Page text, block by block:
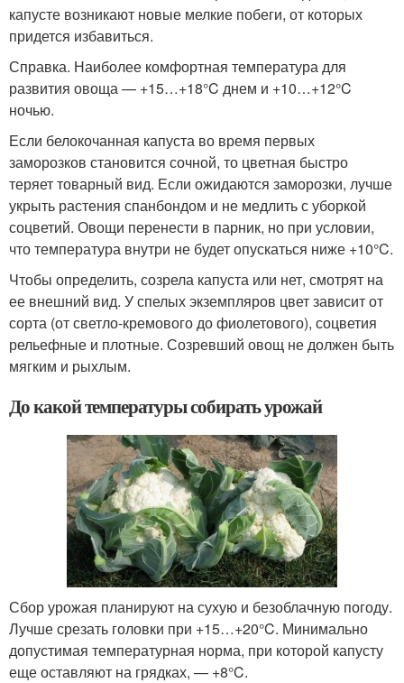
капусте возникают новые мелкие побеги, от которых
придется избавиться.
Справка. Наиболее комфортная температура для
развития овоща — +15…+18°C днем и +10…+12°C
ночью.
Если белокочанная капуста во время первых
заморозков становится сочной, то цветная быстро
теряет товарный вид. Если ожидаются заморозки, лучше
укрыть растения спанбондом и не медлить с уборкой
соцветий. Овощи перенести в парник, но при условии,
что температура внутри не будет опускаться ниже +10°C.
Чтобы определить, созрела капуста или нет, смотрят на
ее внешний вид. У спелых экземпляров цвет зависит от
сорта (от светло-кремового до фиолетового), соцветия
рельефные и плотные. Созревший овощ не должен быть
мягким и рыхлым.
До какой температуры собирать урожай
Сбор урожая планируют на сухую и безоблачную погоду.
Лучше срезать головки при +15…+20°C. Минимально
допустимая температурная норма, при которой капусту
еще оставляют на грядках, — +8°C.